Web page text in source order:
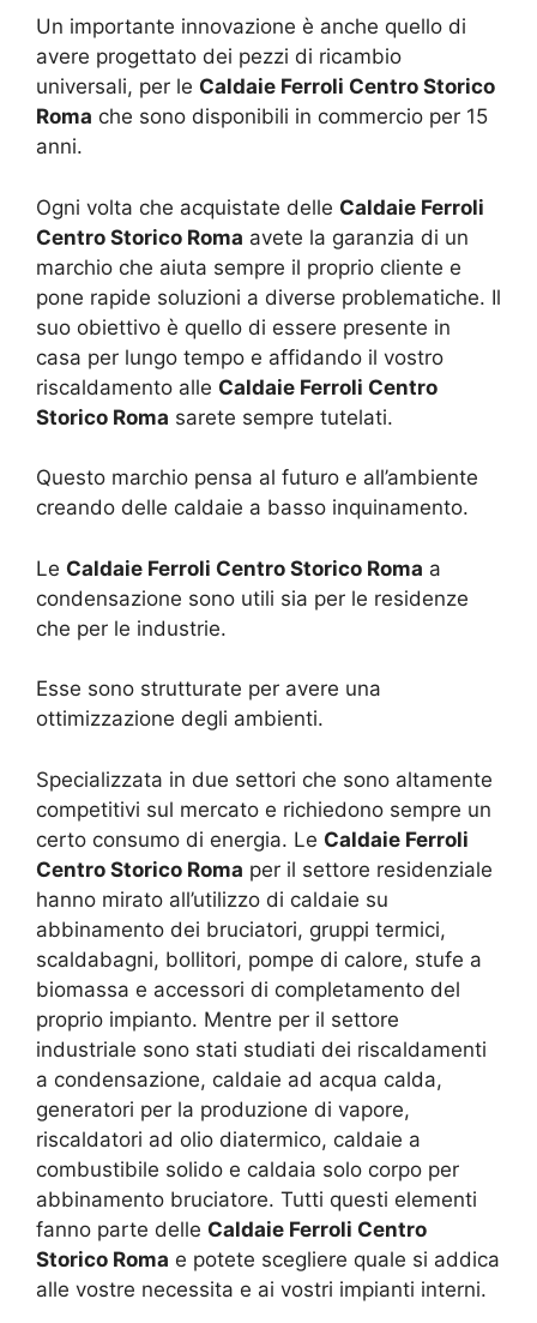
Un importante innovazione è anche quello di
avere progettato dei pezzi di ricambio
universali, per le Caldaie Ferroli Centro Storico
Roma che sono disponibili in commercio per 15
anni.
Ogni volta che acquistate delle Caldaie Ferroli
Centro Storico Roma avete la garanzia di un
marchio che aiuta sempre il proprio cliente e
pone rapide soluzioni a diverse problematiche. Il
suo obiettivo è quello di essere presente in
casa per lungo tempo e affidando il vostro
riscaldamento alle Caldaie Ferroli Centro
Storico Roma sarete sempre tutelati.
Questo marchio pensa al futuro e all’ambiente
creando delle caldaie a basso inquinamento.
Le Caldaie Ferroli Centro Storico Roma a
condensazione sono utili sia per le residenze
che per le industrie.
Esse sono strutturate per avere una
ottimizzazione degli ambienti.
Specializzata in due settori che sono altamente
competitivi sul mercato e richiedono sempre un
certo consumo di energia. Le Caldaie Ferroli
Centro Storico Roma per il settore residenziale
hanno mirato all’utilizzo di caldaie su
abbinamento dei bruciatori, gruppi termici,
scaldabagni, bollitori, pompe di calore, stufe a
biomassa e accessori di completamento del
proprio impianto. Mentre per il settore
industriale sono stati studiati dei riscaldamenti
a condensazione, caldaie ad acqua calda,
generatori per la produzione di vapore,
riscaldatori ad olio diatermico, caldaie a
combustibile solido e caldaia solo corpo per
abbinamento bruciatore. Tutti questi elementi
fanno parte delle Caldaie Ferroli Centro
Storico Roma e potete scegliere quale si addica
alle vostre necessita e ai vostri impianti interni.